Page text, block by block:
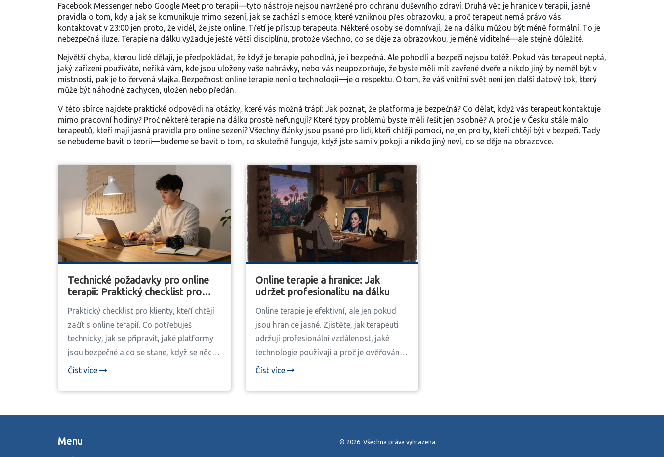
Facebook Messenger nebo Google Meet pro terapii—tyto nástroje nejsou navržené pro ochranu duševního zdraví. Druhá věc je hranice v terapii, jasné
pravidla o tom, kdy a jak se komunikuje mimo sezení, jak se zachází s emoce, které vzniknou přes obrazovku, a proč terapeut nemá právo vás
kontaktovat v 23:00 jen proto, že viděl, že jste online. Třetí je přístup terapeuta. Některé osoby se domnívají, že na dálku můžou být méně formální. To je
nebezpečná iluze. Terapie na dálku vyžaduje ještě větší disciplínu, protože všechno, co se děje za obrazovkou, je méně viditelné—ale stejně důležité.
Největší chyba, kterou lidé dělají, je předpokládat, že když je terapie pohodlná, je i bezpečná. Ale pohodlí a bezpečí nejsou totéž. Pokud vás terapeut neptá,
jaký zařízení používáte, neříká vám, kde jsou uloženy vaše nahrávky, nebo vás neupozorňuje, že byste měli mít zavřené dveře a nikdo jiný by neměl být v
místnosti, pak je to červená vlajka. Bezpečnost online terapie není o technologii—je o respektu. O tom, že váš vnitřní svět není jen další datový tok, který
může být náhodně zachycen, uložen nebo předán.
V této sbírce najdete praktické odpovědi na otázky, které vás možná trápí: Jak poznat, že platforma je bezpečná? Co dělat, když vás terapeut kontaktuje
mimo pracovní hodiny? Proč některé terapie na dálku prostě nefungují? Které typy problémů byste měli řešit jen osobně? A proč je v Česku stále málo
terapeutů, kteří mají jasná pravidla pro online sezení? Všechny články jsou psané pro lidi, kteří chtějí pomoci, ne jen pro ty, kteří chtějí být v bezpečí. Tady
se nebudeme bavit o teorii—budeme se bavit o tom, co skutečně funguje, když jste sami v pokoji a nikdo jiný neví, co se děje na obrazovce.
Technické požadavky pro online
terapii: Praktický checklist pro
Praktický checklist pro klienty, kteří chtějí
začít s online terapií. Co potřebuješ
technicky, jak se připravit, jaké platformy
jsou bezpečné a co se stane, když se něco
pokazí. Vše podle aktuálních českých
Číst více
Online terapie a hranice: Jak
udržet profesionalitu na dálku
Online terapie je efektivní, ale jen pokud
jsou hranice jasné. Zjistěte, jak terapeuti
udržují profesionální vzdálenost, jaké
technologie používají a proč je ověřování
prostředí klíčové pro bezpečnou terapii.
Číst více
Menu © 2026. Všechna práva vyhrazena.